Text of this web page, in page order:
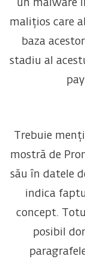
un malware
malițios care
baza
stadiu al
Trebuie
mostră de
său în datele
indica
concept.
posibil